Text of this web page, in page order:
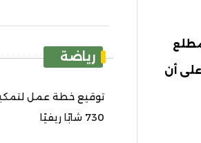
مطلع
لقاء تحديد المركز الثالث في 18 يوليو، على أن
رياضة
توقيع خطة عمل
730 شابًا ريفيًا